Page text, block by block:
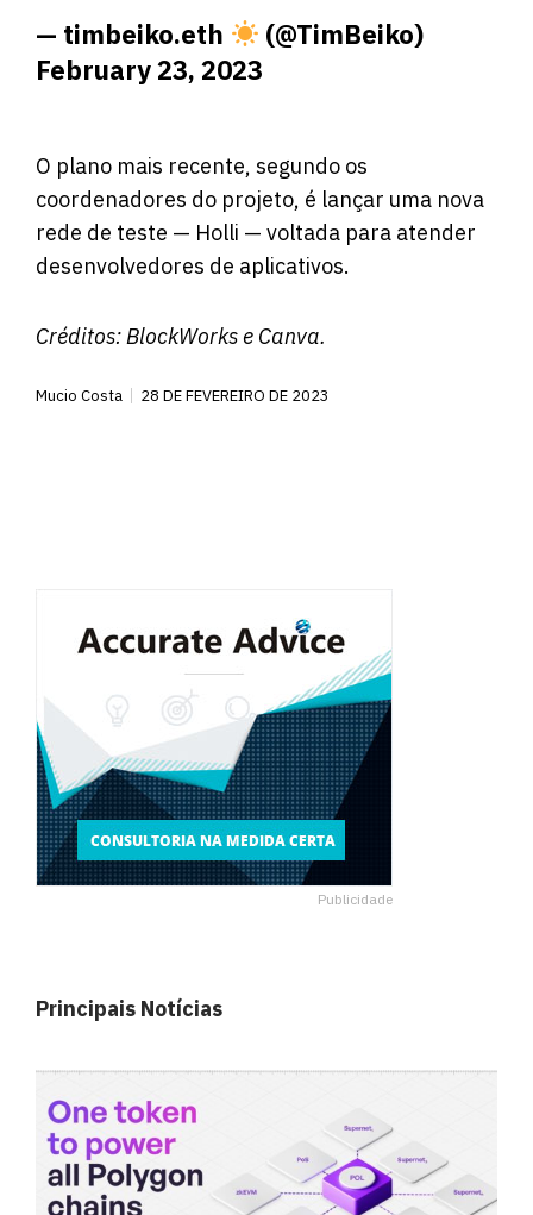
— timbeiko.eth
(@TimBeiko)
February 23, 2023
O plano mais recente, segundo os
coordenadores do projeto, é lançar uma nova
rede de teste — Holli — voltada para atender
desenvolvedores de aplicativos.
Créditos:BlockWorkse Canva.
Mucio Costa 28 DE FEVEREIRO DE 2023
Publicidade
Principais Notícias